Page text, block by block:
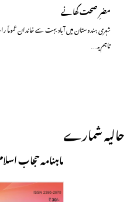
مضرِ صحت کھانے
شہری ہندوستان میں آباد بہت سے خاندان عموماً
تاہم یہ…
حالیہ شمارے
ماہنامہ حجاب اسلامی